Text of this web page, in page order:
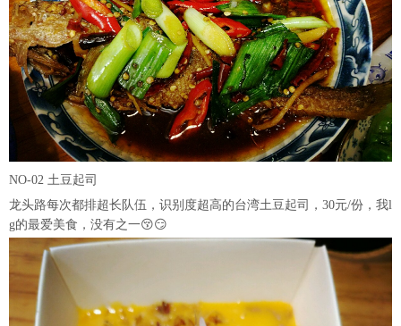
NO-02 土豆起司
龙头路每次都排超长队伍，识别度超高的台湾土豆起司，30元/份，我l
g的最爱美食，没有之一😚😏